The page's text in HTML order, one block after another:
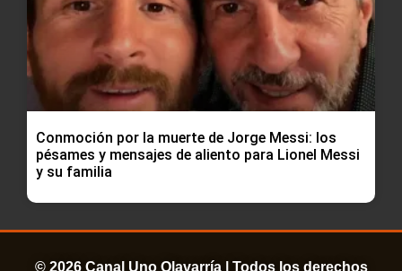
Conmoción por la muerte de Jorge Messi: los
pésames y mensajes de aliento para Lionel Messi
y su familia
© 2026 Canal Uno Olavarría | Todos los derechos